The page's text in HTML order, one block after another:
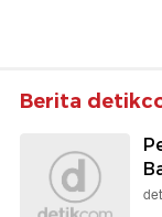
Berita